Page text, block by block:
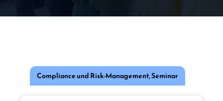
Compliance und Risk-Management,Seminar